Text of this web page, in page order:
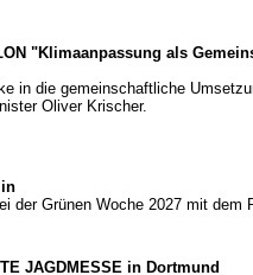
"Klimaanpassung als
in die gemeinschaftliche
Oliver Krischer.
der Grünen Woche 2027 mit dem
JAGDMESSE in Dortmund